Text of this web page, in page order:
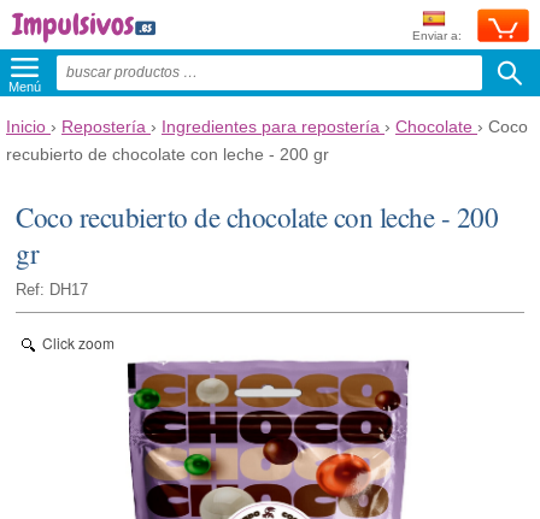
Enviar a:
Menú
Inicio › Repostería › Ingredientes para repostería › Chocolate › Coco
recubierto de chocolate con leche - 200 gr
Coco recubierto de chocolate con leche - 200
gr
Ref: DH17
Click zoom